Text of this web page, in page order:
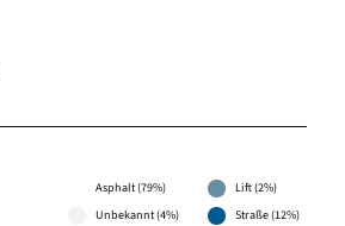
Asphalt (79%)
Lift (2%)
Unbekannt (4%)
Straße (12%)